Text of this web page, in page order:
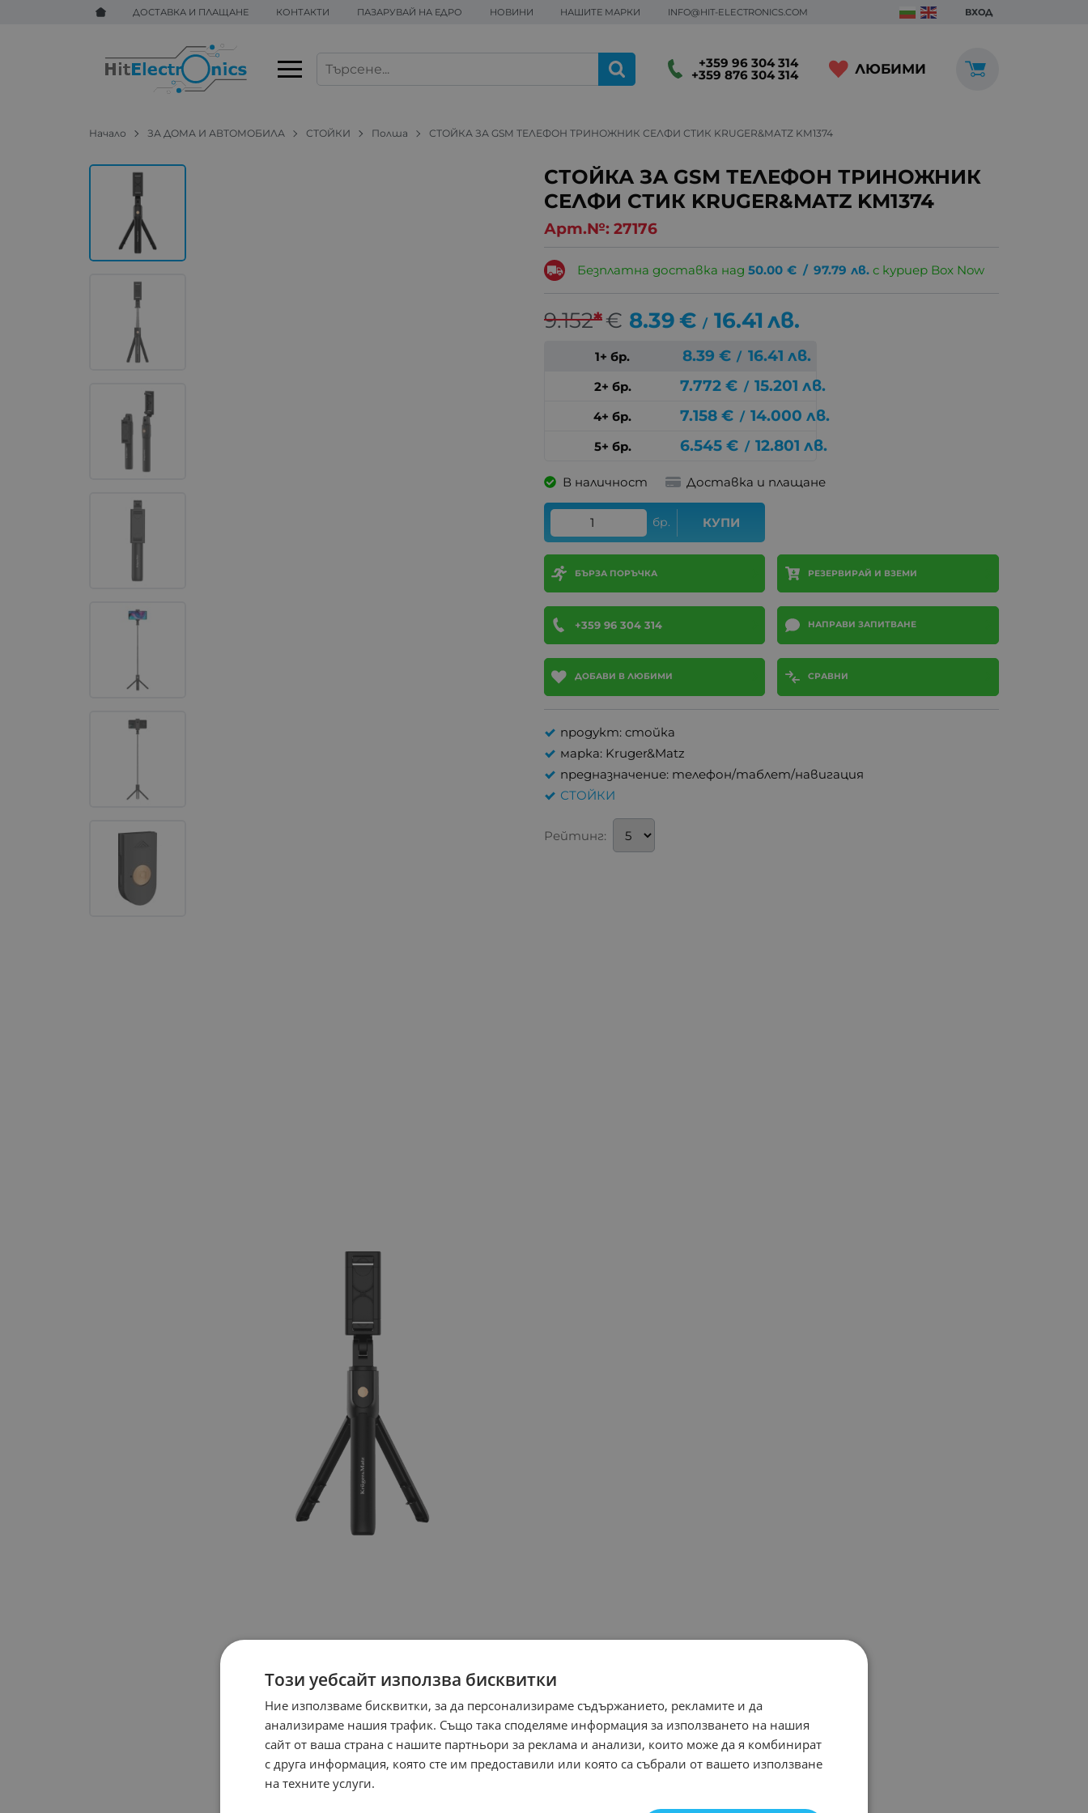
ДОСТАВКА И ПЛАЩАНЕ КОНТАКТИ ПАЗАРУВАЙ НА ЕДРО НОВИНИ НАШИТЕ МАРКИ INFO@HIT-ELECTRONICS.COM ВХОД
+359 96 304 314
+359 876 304 314 ЛЮБИМИ
Начало ЗА ДОМА И АВТОМОБИЛА СТОЙКИ Полша СТОЙКА ЗА GSM ТЕЛЕФОН ТРИНОЖНИК СЕЛФИ СТИК KRUGER&MATZ KM1374
СТОЙКА ЗА GSM ТЕЛЕФОН ТРИНОЖНИК
СЕЛФИ СТИК KRUGER&MATZ KM1374
Арт.№: 27176
Безплатна доставка над50.00 € / 97.79 лв. с куриер Box Now
9.152*€ 8.39€ / 16.41 лв.
1+ бр. 8.39 € / 16.41 лв.
2+ бр. 7.772 € / 15.201 лв.
4+ бр. 7.158 € / 14.000 лв.
5+ бр. 6.545 € / 12.801 лв.
В наличност Доставка и плащане
бр. КУПИ
БЪРЗА ПОРЪЧКА РЕЗЕРВИРАЙ И ВЗЕМИ
+359 96 304 314 НАПРАВИ ЗАПИТВАНЕ
ДОБАВИ В ЛЮБИМИ СРАВНИ
продукт: стойка
марка: Kruger&Matz
предназначение: телефон/таблет/навигация
СТОЙКИ
Рейтинг:
Този уебсайт използва бисквитки
Ние използваме бисквитки, за да персонализираме съдържанието, рекламите и да
анализираме нашия трафик. Също така споделяме информация за използването на нашия
сайт от ваша страна с нашите партньори за реклама и анализи, които може да я комбинират
с друга информация, която сте им предоставили или която са събрали от вашето използване
на техните услуги.